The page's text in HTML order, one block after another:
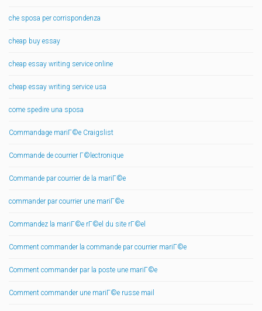
che sposa per corrispondenza
cheap buy essay
cheap essay writing service online
cheap essay writing service usa
come spedire una sposa
Commandage mariГ©e Craigslist
Commande de courrier Г©lectronique
Commande par courrier de la mariГ©e
commander par courrier une mariГ©e
Commandez la mariГ©e rГ©el du site rГ©el
Comment commander la commande par courrier mariГ©e
Comment commander par la poste une mariГ©e
Comment commander une mariГ©e russe mail